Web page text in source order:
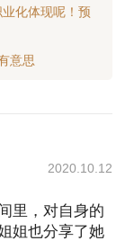
化体现呢！预
2020.10.12
里，对自身的
姐也分享了她